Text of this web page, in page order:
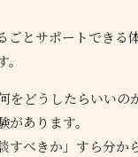
ごとサポートできる
をどうしたらいいの
あります。
すべきか」すら分か